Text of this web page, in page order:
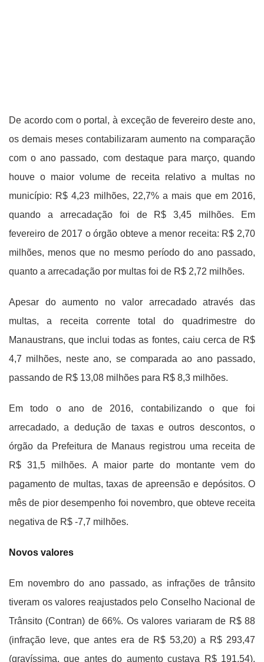
De acordo com o portal, à exceção de fevereiro deste ano,
os demais meses contabilizaram aumento na comparação
com o ano passado, com destaque para março, quando
houve o maior volume de receita relativo a multas no
município: R$ 4,23 milhões, 22,7% a mais que em 2016,
quando a arrecadação foi de R$ 3,45 milhões. Em
fevereiro de 2017 o órgão obteve a menor receita: R$ 2,70
milhões, menos que no mesmo período do ano passado,
quanto a arrecadação por multas foi de R$ 2,72 milhões.
Apesar do aumento no valor arrecadado através das
multas, a receita corrente total do quadrimestre do
Manaustrans, que inclui todas as fontes, caiu cerca de R$
4,7 milhões, neste ano, se comparada ao ano passado,
passando de R$ 13,08 milhões para R$ 8,3 milhões.
Em todo o ano de 2016, contabilizando o que foi
arrecadado, a dedução de taxas e outros descontos, o
órgão da Prefeitura de Manaus registrou uma receita de
R$ 31,5 milhões. A maior parte do montante vem do
pagamento de multas, taxas de apreensão e depósitos. O
mês de pior desempenho foi novembro, que obteve receita
negativa de R$ -7,7 milhões.
Novos valores
Em novembro do ano passado, as infrações de trânsito
tiveram os valores reajustados pelo Conselho Nacional de
Trânsito (Contran) de 66%. Os valores variaram de R$ 88
(infração leve, que antes era de R$ 53,20) a R$ 293,47
(gravíssima, que antes do aumento custava R$ 191,54).